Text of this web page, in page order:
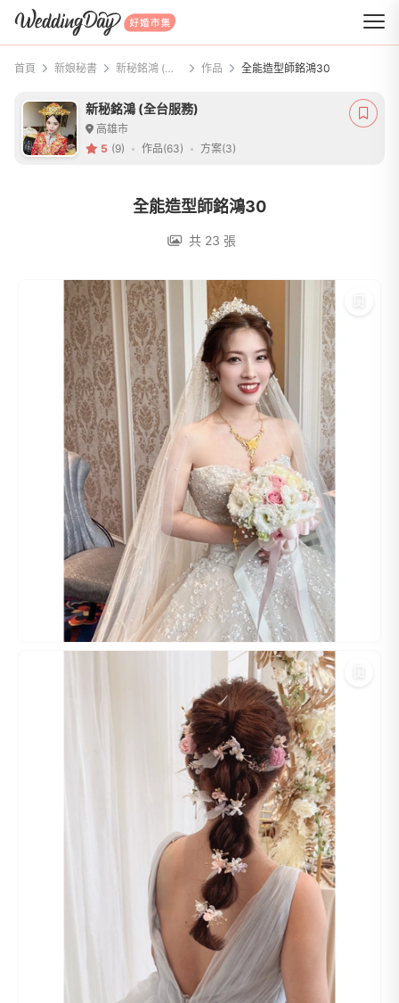
WeddingDay 好婚市集
首頁 新娘秘書 新秘銘鴻 (全台服務) 作品 全能造型師銘鴻30
新秘銘鴻 (全台服務)
高雄市
5 (9) 作品(63) 方案(3)
全能造型師銘鴻30
共 23 張